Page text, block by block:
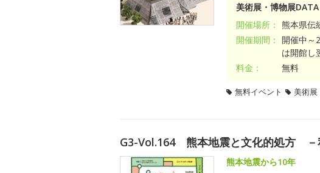
美術展・博物展DATA
開催場所： 熊本県伝
開催期間：
開催中～
は開館し
料金：
無料
無料イベント 美術展
G3-Vol.164 熊本地震と文化的処方 －
熊本地震から10年